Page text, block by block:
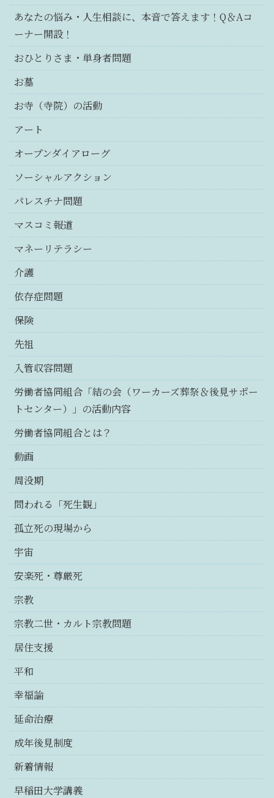
あなたの悩み・人生相談に、本音で答えます！Q＆Aコ
ーナー開設！
おひとりさま・単身者問題
お墓
お寺（寺院）の活動
アート
オープンダイアローグ
ソーシャルアクション
パレスチナ問題
マスコミ報道
マネーリテラシー
介護
依存症問題
保険
先祖
入管収容問題
労働者協同組合「結の会（ワーカーズ葬祭＆後見サポー
トセンター）」の活動内容
労働者協同組合とは？
動画
周没期
問われる「死生観」
孤立死の現場から
宇宙
安楽死・尊厳死
宗教
宗教二世・カルト宗教問題
居住支援
平和
幸福論
延命治療
成年後見制度
新着情報
早稲田大学講義